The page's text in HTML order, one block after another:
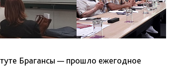
Брагансы — прошло ежегодное